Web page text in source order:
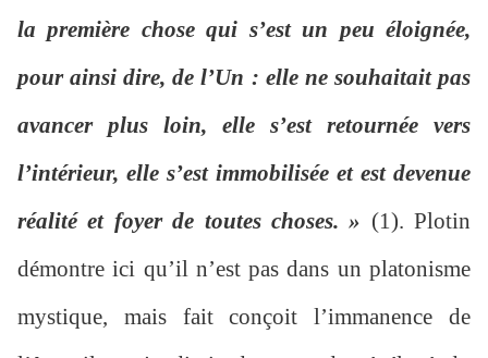
la première chose qui s’est un peu éloignée,
pour ainsi dire, de l’Un : elle ne souhaitait pas
avancer plus loin, elle s’est retournée vers
l’intérieur, elle s’est immobilisée et est devenue
réalité et foyer de toutes choses. » (1). Plotin
démontre ici qu’il n’est pas dans un platonisme
mystique, mais fait conçoit l’immanence de